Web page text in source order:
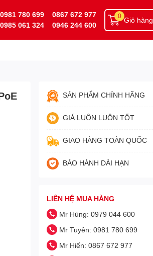
0981 780 699
0985 061 324
0867 672 977
0946 244 600
Giỏ hàng
0
SẢN PHẨM CHÍNH HÃNG
GIÁ LUÔN LUÔN TỐT
GIAO HÀNG TOÀN QUỐC
BẢO HÀNH DÀI HẠN
LIÊN HỆ MUA HÀNG
Mr Hùng: 0979 044 600
Mr Tuyên: 0981 780 699
Mr Hiển: 0867 672 977